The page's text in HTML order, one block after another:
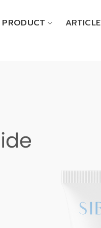
PRODUCT ARTICLE